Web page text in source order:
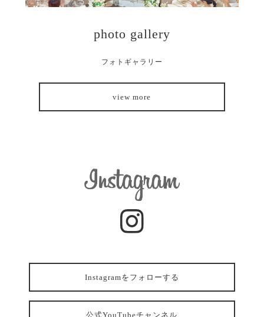
photo gallery
フォトギャラリー
view more
Instagramをフォローする
公式YouTubeチャンネル